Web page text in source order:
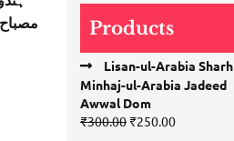
Products
Lisan-ul-Arabia Sharh
Minhaj-ul-Arabia Jadeed
Awwal Dom
₹300.00 Original
₹250.00Current